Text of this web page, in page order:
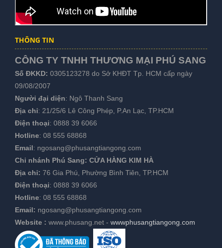
THÔNG TIN
CÔNG TY TNHH THƯƠNG MẠI PHÚ SANG
Số ĐKKD: 0305123278 do Sở KHĐT Tp. HCM cấp ngày
09/08/2007
Người đại diện: Ngô Thanh Sang
Địa chỉ: 21/25/6 Lê Công Phép, P.An Lạc, TP.HCM
Điện thoại: 0888 39 6066
Hotline: 08 555 68868
Email: ngosang@phusangtiangong.com
Chi nhánh Phú Sang: CỬA HÀNG KIM HÀ
Địa chỉ: 76 Gia Phú, Phường Bình Tiên, TP.HCM
Điện thoại: 0888 39 6066
Hotline: 08 555 68868
Email: ngosang@phusangtiangong.com
Website : www.phusang.net - wwwphusangtiangong.com